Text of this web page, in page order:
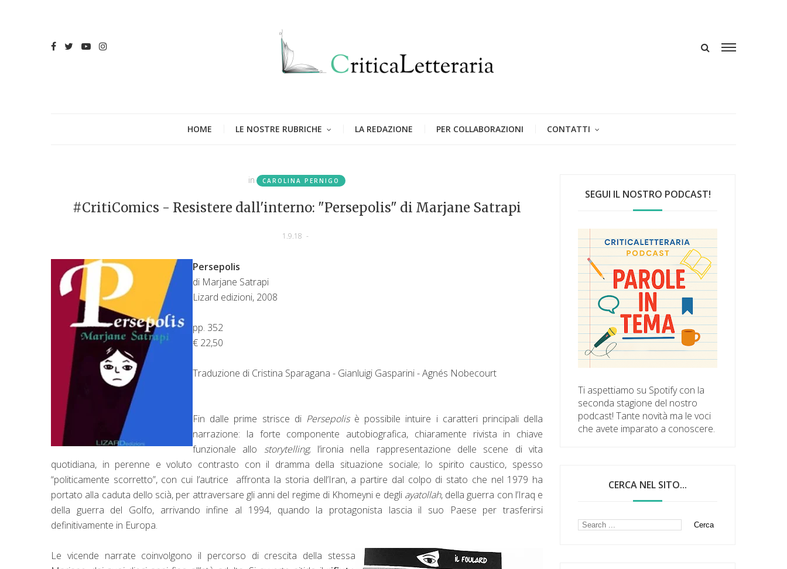
HOME LE NOSTRE RUBRICHE LA REDAZIONE PER COLLABORAZIONI CONTATTI
in CAROLINA PERNIGO
#CritiComics - Resistere dall'interno: "Persepolis" di Marjane Satrapi
1.9.18 -
Persepolis
di Marjane Satrapi
Lizard edizioni, 2008
pp. 352
€ 22,50
Traduzione di Cristina Sparagana - Gianluigi Gasparini - Agnés Nobecourt
Fin dalle prime strisce di Persepolis è possibile intuire i caratteri principali della
narrazione: la forte componente autobiografica, chiaramente rivista in chiave
funzionale allo storytelling; l’ironia nella rappresentazione delle scene di vita
quotidiana, in perenne e voluto contrasto con il dramma della situazione sociale; lo spirito caustico, spesso
“politicamente scorretto”, con cui l’autrice affronta la storia dell’Iran, a partire dal colpo di stato che nel 1979 ha
portato alla caduta dello scià, per attraversare gli anni del regime di Khomeyni e degli ayatollah, della guerra con l’Iraq e
della guerra del Golfo, arrivando infine al 1994, quando la protagonista lascia il suo Paese per trasferirsi
definitivamente in Europa.
Le vicende narrate coinvolgono il percorso di crescita della stessa
SEGUI IL NOSTRO PODCAST!
Ti aspettiamo su Spotify con la
seconda stagione del nostro
podcast! Tante novità ma le voci
che avete imparato a conoscere.
CERCA NEL SITO...